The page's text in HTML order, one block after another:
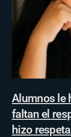
Alumnos le
faltan el
hizo